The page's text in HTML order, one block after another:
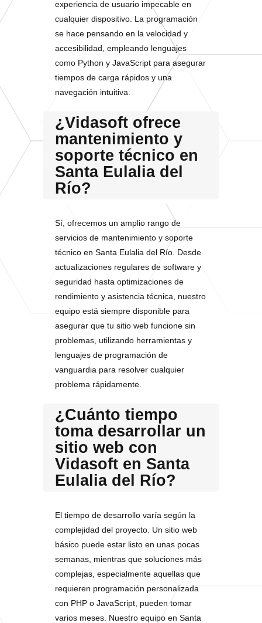
experiencia de usuario impecable en
cualquier dispositivo. La programación
se hace pensando en la velocidad y
accesibilidad, empleando lenguajes
como Python y JavaScript para asegurar
tiempos de carga rápidos y una
navegación intuitiva.
¿Vidasoft ofrece
mantenimiento y
soporte técnico en
Santa Eulalia del
Río?
Sí, ofrecemos un amplio rango de
servicios de mantenimiento y soporte
técnico en Santa Eulalia del Río. Desde
actualizaciones regulares de software y
seguridad hasta optimizaciones de
rendimiento y asistencia técnica, nuestro
equipo está siempre disponible para
asegurar que tu sitio web funcione sin
problemas, utilizando herramientas y
lenguajes de programación de
vanguardia para resolver cualquier
problema rápidamente.
¿Cuánto tiempo
toma desarrollar un
sitio web con
Vidasoft en Santa
Eulalia del Río?
El tiempo de desarrollo varía según la
complejidad del proyecto. Un sitio web
básico puede estar listo en unas pocas
semanas, mientras que soluciones más
complejas, especialmente aquellas que
requieren programación personalizada
con PHP o JavaScript, pueden tomar
varios meses. Nuestro equipo en Santa